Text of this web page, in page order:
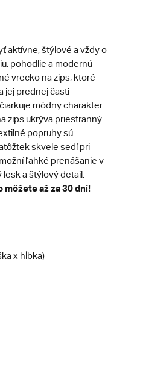
aktívne, štýlové a vždy o
pohodlie a modernú
vrecko na zips, ktoré
jej prednej časti
módny charakter
zips ukrýva priestranný
popruhy sú
skvele sedí pri
ľahké prenášanie v
a štýlový detail.
až za 30 dní!
x hĺbka)